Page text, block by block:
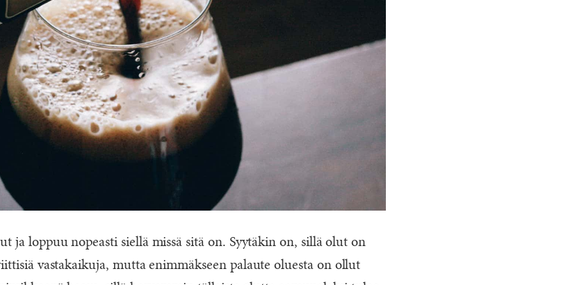
ja loppuu nopeasti siellä missä sitä on. Syytäkin on, sillä olut on
vastakaikuja, mutta enimmäkseen palaute oluesta on ollut